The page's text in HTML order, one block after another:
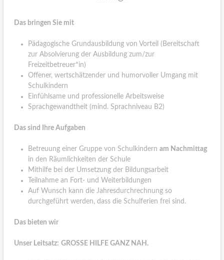
Das bringen Sie mit
Pädagogische Grundausbildung von Vorteil (Bereitschaft
zur Absolvierung der Ausbildung zum/zur
Freizeitbetreuer*in)
Offener, wertschätzender und humorvoller Umgang mit
Schulkindern
Einfühlsame und professionelle Arbeitsweise
Sprachgewandtheit (mind. Sprachniveau B2)
Das sind Ihre Aufgaben
Betreuung einer Gruppe von Schulkindern am Nachmittag
in den Räumlichkeiten der Schule
Mithilfe bei der Umsetzung der Bildungsarbeit
Teilnahme an Fort- und Weiterbildungen
Auf Wunsch kann die Jahresdurchrechnung so
durchgeführt werden, dass die Schulferien frei sind.
Das bieten wir
Unser Leitsatz: GROSSE HILFE GANZ NAH.